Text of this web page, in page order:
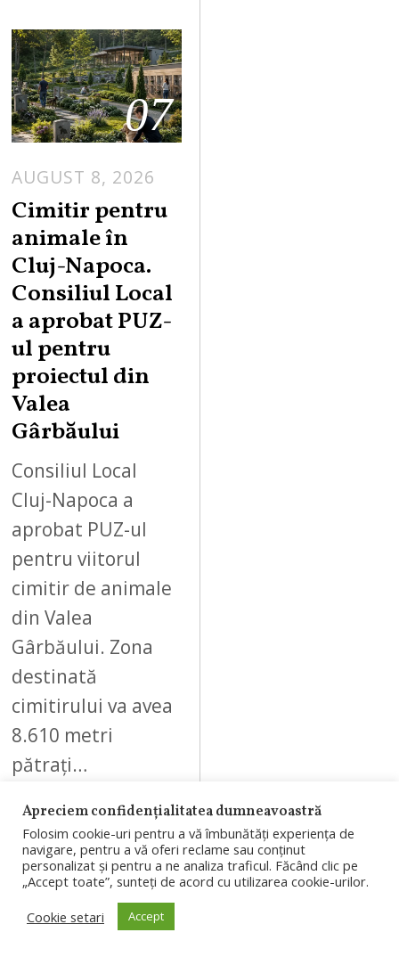
07
AUGUST 8, 2026
Cimitir pentru
animale în
Cluj-Napoca.
Consiliul Local
a aprobat PUZ-
ul pentru
proiectul din
Valea
Gârbăului
Consiliul Local
Cluj-Napoca a
aprobat PUZ-ul
pentru viitorul
cimitir de animale
din Valea
Gârbăului. Zona
destinată
cimitirului va avea
8.610 metri
pătrați…
08
Apreciem confidențialitatea dumneavoastră
Folosim cookie-uri pentru a vă îmbunătăți experiența de
navigare, pentru a vă oferi reclame sau conținut
personalizat și pentru a ne analiza traficul. Făcând clic pe
„Accept toate”, sunteți de acord cu utilizarea cookie-urilor.
Cookie setari
Accept